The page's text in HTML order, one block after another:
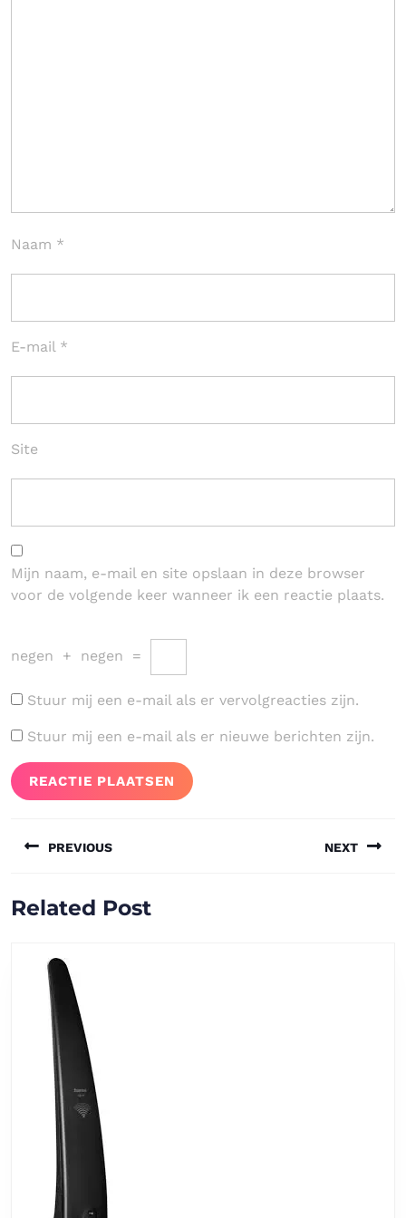
Naam *
E-mail *
Site
Mijn naam, e-mail en site opslaan in deze browser
voor de volgende keer wanneer ik een reactie plaats.
negen + negen =
Stuur mij een e-mail als er vervolgreacties zijn.
Stuur mij een e-mail als er nieuwe berichten zijn.
navigatie
PREVIOUS
bericht:
NEXT
Related Post